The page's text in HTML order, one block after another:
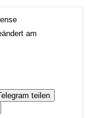
am
teilen